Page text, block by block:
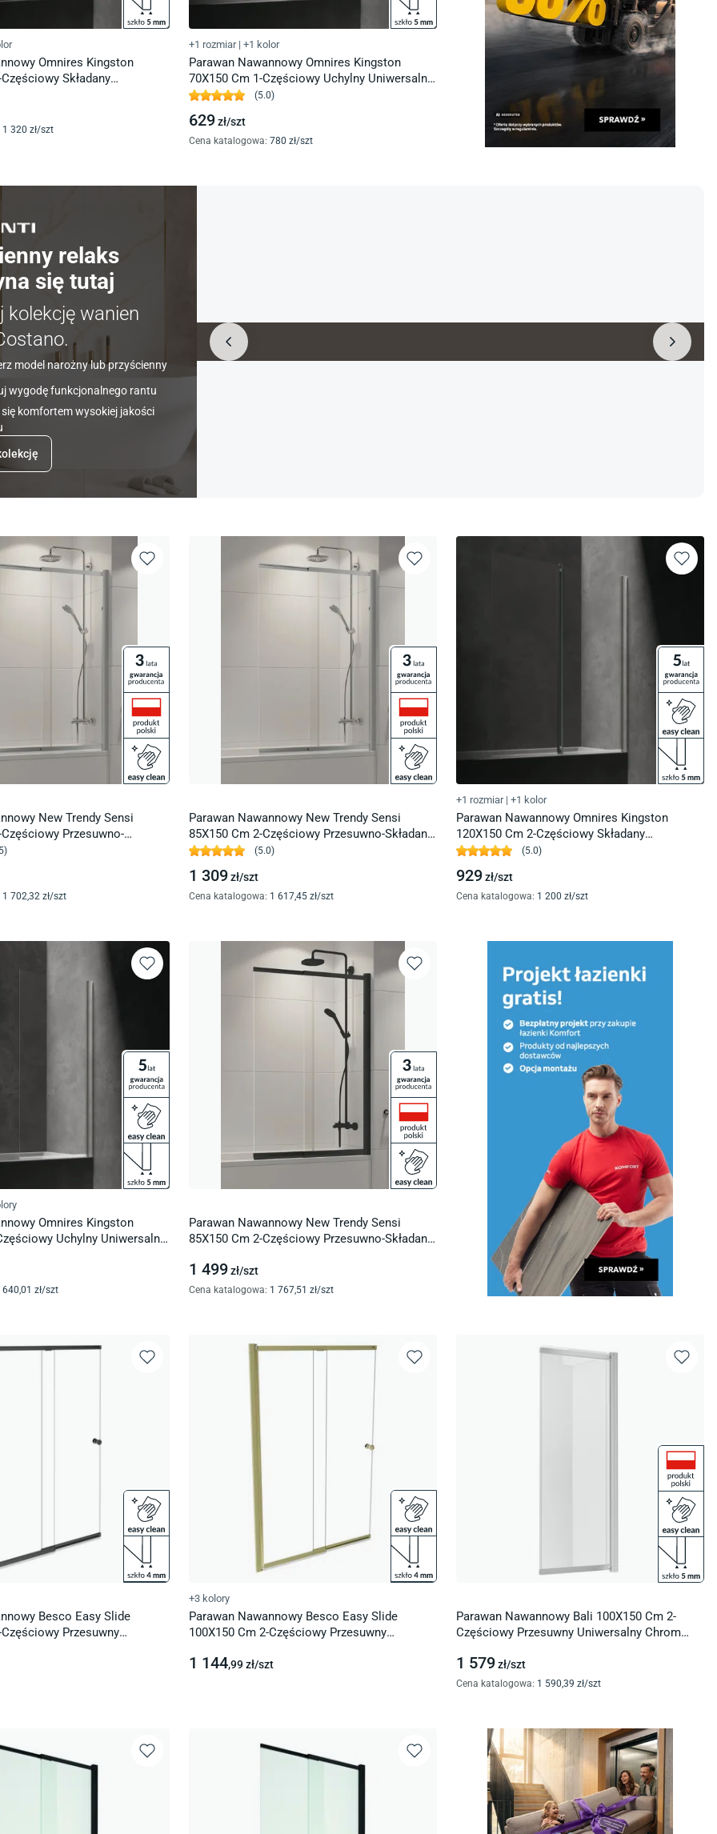
Omnires Kingston
Składany
1 320 zł/szt
+1 rozmiar | +1 kolor
Parawan Nawannowy Omnires Kingston
70X150 Cm 1-Częściowy Uchylny Uniwersalny
Czarny Mat Xhe85Bltr
(5.0)
629zł/szt
Cena katalogowa: 780 zł/szt
relaks
się tutaj
kolekcję wanien
model narożny lub przyścienny
wygodę funkcjonalnego rantu
się komfortem wysokiej jakości
New Trendy Sensi
Przesuwno-
Chrom Połysk P-0038
)
1 702,32 zł/szt
Parawan Nawannowy New Trendy Sensi
85X150 Cm 2-Częściowy Przesuwno-Składany
Uniwersalny Chrom Połysk P-0037
(5.0)
1 309zł/szt
Cena katalogowa: 1 617,45 zł/szt
+1 rozmiar | +1 kolor
Parawan Nawannowy Omnires Kingston
120X150 Cm 2-Częściowy Składany
Uniwersalny Chrom Xhe20Crtr
(5.0)
929zł/szt
Cena katalogowa: 1 200 zł/szt
Omnires Kingston
Uchylny Uniwersalny
640,01 zł/szt
Parawan Nawannowy New Trendy Sensi
85X150 Cm 2-Częściowy Przesuwno-Składany
1 499zł/szt
Cena katalogowa: 1 767,51 zł/szt
Besco Easy Slide
Przesuwny
+3 kolory
Parawan Nawannowy Besco Easy Slide
100X150 Cm 2-Częściowy Przesuwny
1 144,99zł/szt
Parawan Nawannowy Bali 100X150 Cm 2-
Częściowy Przesuwny Uniwersalny Chrom
1 579zł/szt
Cena katalogowa: 1 590,39 zł/szt